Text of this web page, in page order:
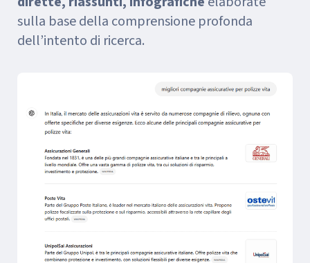
sulla base della comprensione profonda
dell’intento di ricerca.